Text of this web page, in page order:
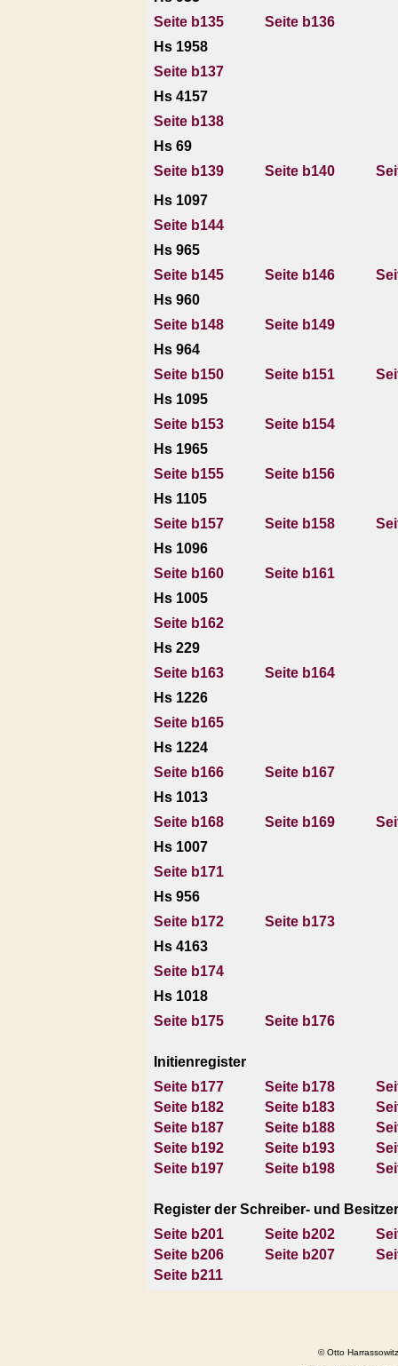
Seite b135
Seite b136
Hs 1958
Seite b137
Hs 4157
Seite b138
Hs 69
Seite b139
Seite b140
Hs 1097
Seite b144
Hs 965
Seite b145
Seite b146
Hs 960
Seite b148
Seite b149
Hs 964
Seite b150
Seite b151
Hs 1095
Seite b153
Seite b154
Hs 1965
Seite b155
Seite b156
Hs 1105
Seite b157
Seite b158
Hs 1096
Seite b160
Seite b161
Hs 1005
Seite b162
Hs 229
Seite b163
Seite b164
Hs 1226
Seite b165
Hs 1224
Seite b166
Seite b167
Hs 1013
Seite b168
Seite b169
Hs 1007
Seite b171
Hs 956
Seite b172
Seite b173
Hs 4163
Seite b174
Hs 1018
Seite b175
Seite b176
Initienregister
Seite b177
Seite b178
Seite b182
Seite b183
Seite b187
Seite b188
Seite b192
Seite b193
Seite b197
Seite b198
Register der Schreiber- und
Seite b201
Seite b202
Seite b206
Seite b207
Seite b211
© Otto